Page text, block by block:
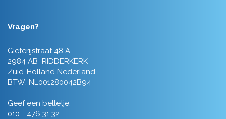
Vragen?
Gieterijstraat 48 A
2984 AB RIDDERKERK
Zuid-Holland Nederland
BTW: NL001280042B94
Geef een belletje:
010 - 476 31 32